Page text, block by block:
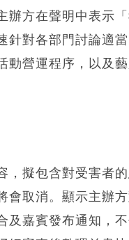
辦方在聲明中表示
針對各部門討論適
動營運程序，以及
擬包含對受害者
會取消。顯示主辦
及嘉賓發布通知，